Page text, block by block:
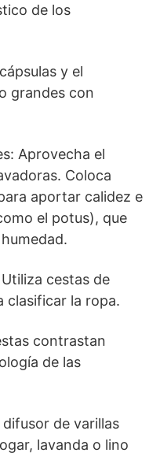
de los
y el
grandes con
Aprovecha el
Coloca
aportar calidez e
el potus), que
cestas de
clasificar la ropa.
contrastan
de las
de varillas
lavanda o lino